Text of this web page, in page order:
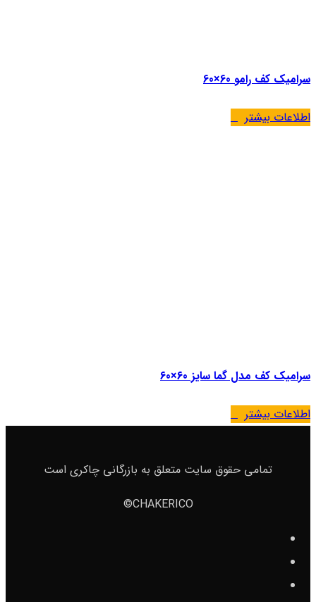
سرامیک کف رامو 60×60
اطلاعات بیشتر
سرامیک کف مدل گما سایز 60×60
اطلاعات بیشتر
تمامی حقوق سایت متعلق به بازرگانی چاکری است
CHAKERICO©